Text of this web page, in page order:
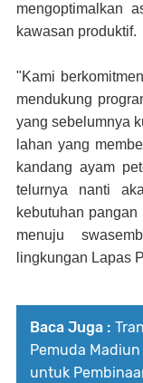
mengoptimalkan
kawasan produktif.
"Kami
mendukung
yang sebelumnya
lahan yang
kandang ayam
telurnya nanti
kebutuhan
menuju
lingkungan Lapas
Baca Juga :
Pemuda
untuk